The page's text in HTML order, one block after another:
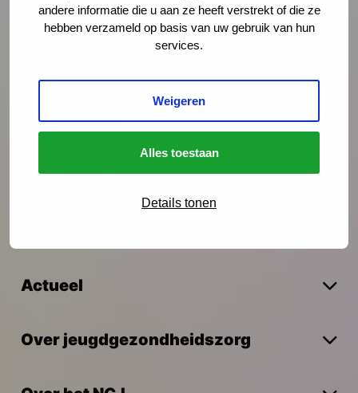
andere informatie die u aan ze heeft verstrekt of die ze
hebben verzameld op basis van uw gebruik van hun
services.
Weigeren
Alles toestaan
Details tonen
Interventies
Onderzoek
Actueel
Over jeugdgezondheidszorg